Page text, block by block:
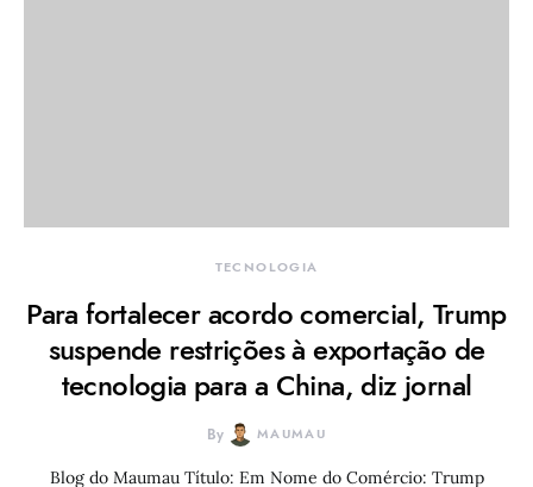
TECNOLOGIA
Para fortalecer acordo comercial, Trump
suspende restrições à exportação de
tecnologia para a China, diz jornal
By MAUMAU
Blog do Maumau Título: Em Nome do Comércio: Trump